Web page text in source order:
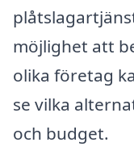
möjlighet att
olika företag
se vilka
och budget.